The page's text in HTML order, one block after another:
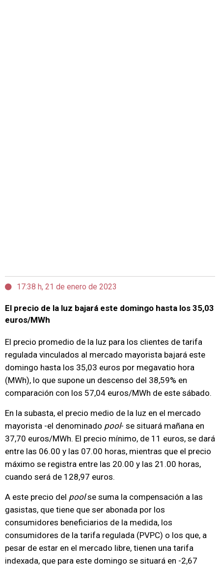
17:38 h, 21 de enero de 2023
El precio de la luz bajará este domingo hasta los 35,03
euros/MWh
El precio promedio de la luz para los clientes de tarifa
regulada vinculados al mercado mayorista bajará este
domingo hasta los 35,03 euros por megavatio hora
(MWh), lo que supone un descenso del 38,59% en
comparación con los 57,04 euros/MWh de este sábado.
En la subasta, el precio medio de la luz en el mercado
mayorista -el denominado pool- se situará mañana en
37,70 euros/MWh. El precio mínimo, de 11 euros, se dará
entre las 06.00 y las 07.00 horas, mientras que el precio
máximo se registra entre las 20.00 y las 21.00 horas,
cuando será de 128,97 euros.
A este precio del poolse suma la compensación a las
gasistas, que tiene que ser abonada por los
consumidores beneficiarios de la medida, los
consumidores de la tarifa regulada (PVPC) o los que, a
pesar de estar en el mercado libre, tienen una tarifa
indexada, que para este domingo se situará en -2,67